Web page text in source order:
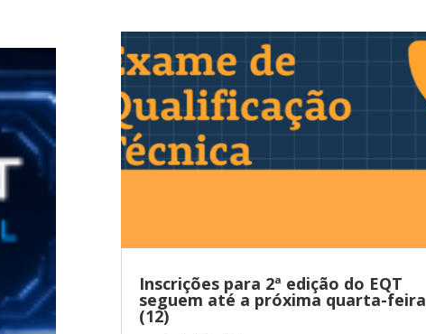
Inscrições para 2ª edição do EQT
seguem até a próxima quarta-feira
(12)